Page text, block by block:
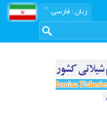
زبان: فارسی